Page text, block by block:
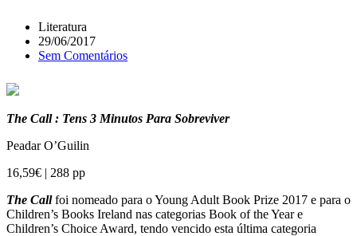
Literatura
29/06/2017
Sem Comentários
The Call : Tens 3 Minutos Para Sobreviver
Peadar O’Guilin
16,59€ | 288 pp
​The Callfoi nomeado para o Young Adult Book Prize 2017 e para o
Children’s Books Ireland nas categorias Book of the Year e
Children’s Choice Award, tendo vencido esta última categoria